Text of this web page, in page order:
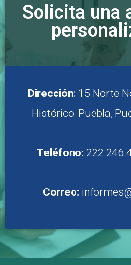
Solicita una
Dirección: 15 Norte
Histórico, Puebla,
Teléfono:
Correo: